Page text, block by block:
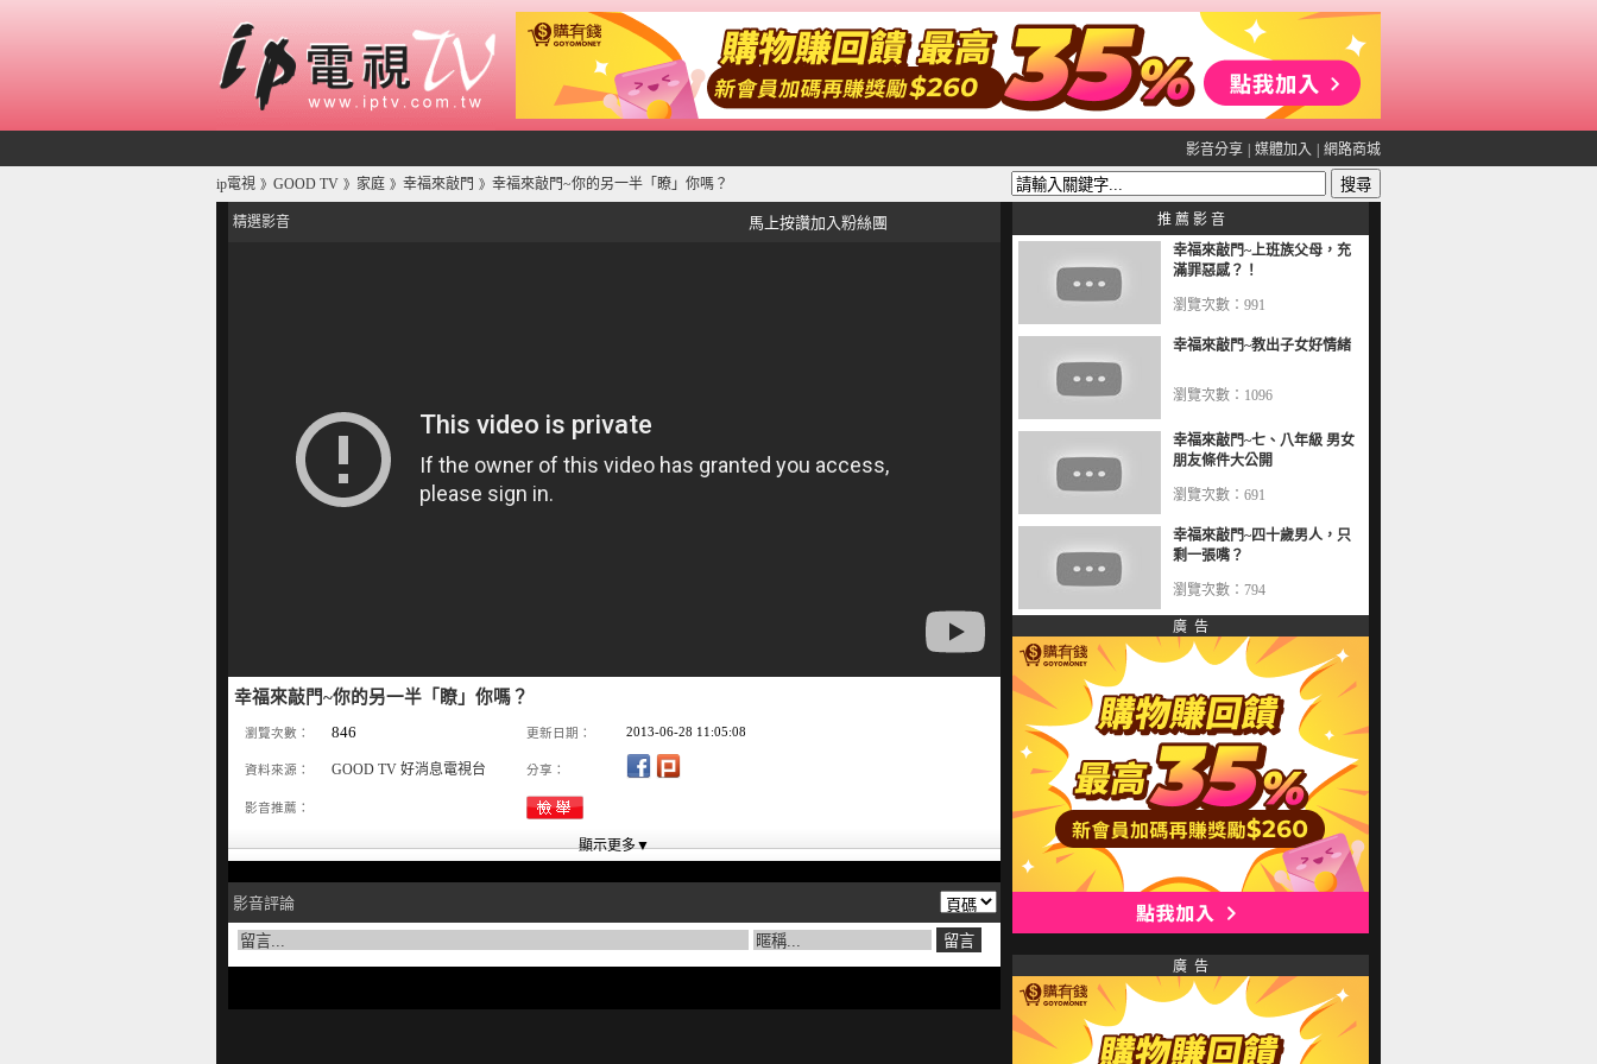
影音分享 媒體加入 網路商城
ip電視 》 GOOD TV 》 家庭 》 幸福來敲門 》 幸福來敲門~你的另一半「瞭」你嗎？
精選影音 馬上按讚加入粉絲團
幸福來敲門~你的另一半「瞭」你嗎？
瀏覽次數： 846 更新日期： 2013-06-28 11:05:08
資料來源： GOOD TV 好消息電視台 分享：
影音推薦：
影音評論
推 薦 影 音
幸福來敲門~上班族父母，充
滿罪惡感？！
瀏覽次數：991
幸福來敲門~教出子女好情緒
瀏覽次數：1096
幸福來敲門~七、八年級 男女
朋友條件大公開
瀏覽次數：691
幸福來敲門~四十歲男人，只
剩一張嘴？
瀏覽次數：794
廣 告
廣 告